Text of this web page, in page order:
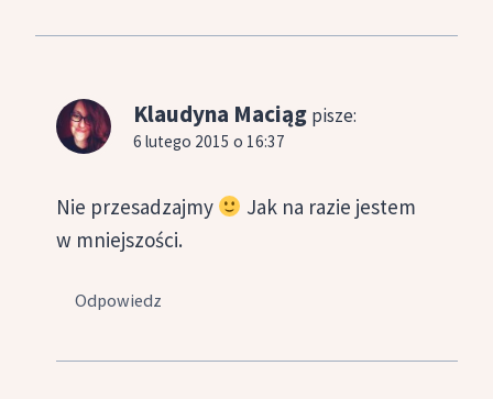
Klaudyna Maciąg pisze:
6 lutego 2015 o 16:37
Nie przesadzajmy
Jak na razie jestem
w mniejszości.
Odpowiedz